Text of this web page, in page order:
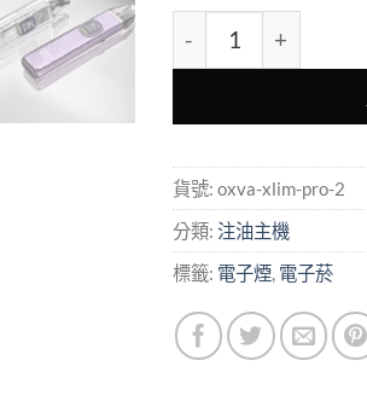
OXVA XLIM PRO 2
貨號: oxva-xlim-pro-2
分類: 注油主機
標籤: 電子煙, 電子菸